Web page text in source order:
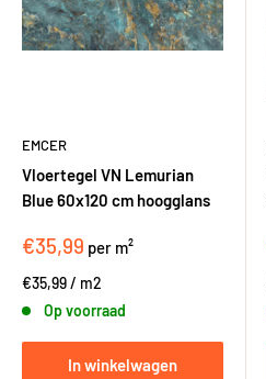
EMCER
Vloertegel VN Lemurian
Blue 60x120 cm hoogglans
€35,99 per m²
€35,99/ m2
Op voorraad
In winkelwagen